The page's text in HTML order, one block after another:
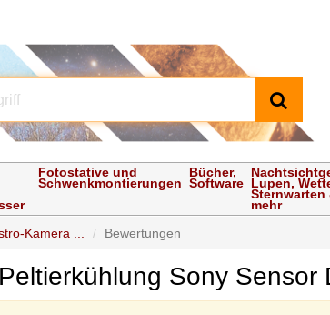
Fotostative und
Schwenkmontierungen
Bücher,
Software Lupen,
Sternwarten
mehr
Kamera ... Bewertungen
Sony Sensor